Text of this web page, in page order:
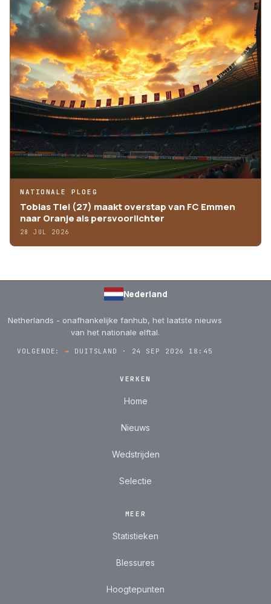
NATIONALE PLOEG
Tobias Tiel (27) maakt overstap van FC Emmen
naar Oranje als persvoorlichter
28 JUL 2026
Nederland
Netherlands - onafhankelijke fanhub, het laatste nieuws
van het nationale elftal.
VOLGENDE:→ DUITSLAND · 24 SEP 2026 18:45
VERKEN
Home
Nieuws
Wedstrijden
Selectie
MEER
Statistieken
Blessures
Hoogtepunten